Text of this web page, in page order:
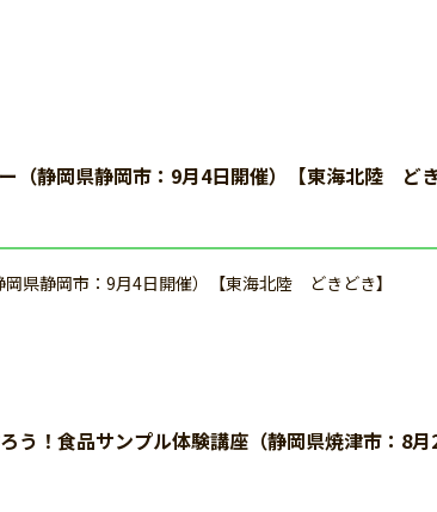
（静岡県静岡市：9月4日開催）【東海北陸 どき
県静岡市：9月4日開催）【東海北陸 どきどき】
う！食品サンプル体験講座（静岡県焼津市：8